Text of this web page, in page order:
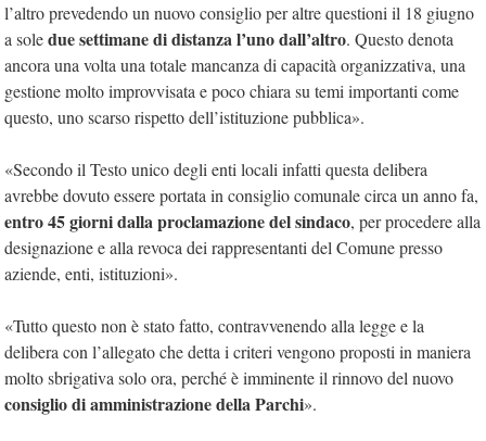
l’altro prevedendo un nuovo consiglio per altre questioni il 18 giugno
a soledue settimane di distanza l’uno dall’altro. Questo denota
ancora una volta una totale mancanza di capacità organizzativa, una
gestione molto improvvisata e poco chiara su temi importanti come
questo, uno scarso rispetto dell’istituzione pubblica».
«Secondo il Testo unico degli enti locali infatti questa delibera
avrebbe dovuto essere portata in consiglio comunale circa un anno fa,
entro 45 giorni dalla proclamazione del sindaco, per procedere alla
designazione e alla revoca dei rappresentanti del Comune presso
aziende, enti, istituzioni».
«Tutto questo non è stato fatto, contravvenendo alla legge e la
delibera con l’allegato che detta i criteri vengono proposti in maniera
molto sbrigativa solo ora, perché è imminente il rinnovo del nuovo
consiglio di amministrazione della Parchi».